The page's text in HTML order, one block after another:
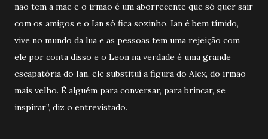
não tem a mãe e o irmão é um aborrecente que só quer sair
com os amigos e o Ian só fica sozinho. Ian é bem tímido,
vive no mundo da lua e as pessoas tem uma rejeição com
ele por conta disso e o Leon na verdade é uma grande
escapatória do Ian, ele substituí a figura do Alex, do irmão
mais velho. É alguém para conversar, para brincar, se
inspirar”, diz o entrevistado.